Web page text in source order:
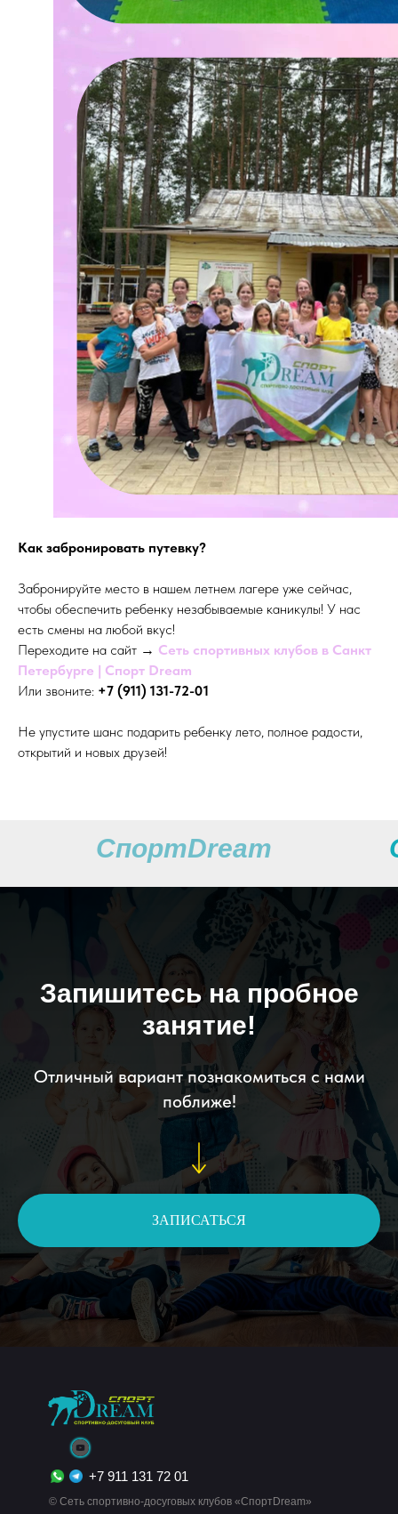
Как забронировать путевку?
Забронируйте место в нашем летнем лагере уже сейчас,
чтобы обеспечить ребенку незабываемые каникулы! У нас
есть смены на любой вкус!
Переходите на сайт → Сеть спортивных клубов в Санкт
Петербурге | Cпорт Dream
Или звоните: +7 (911) 131-72-01
Не упустите шанс подарить ребенку лето, полное радости,
открытий и новых друзей!
СпортDream
Запишитесь на пробное
занятие!
Отличный вариант познакомиться с нами
поближе!
ЗАПИСАТЬСЯ
© Сеть спортивно-досуговых клубов «СпортDream»
+7 911 131 72 01